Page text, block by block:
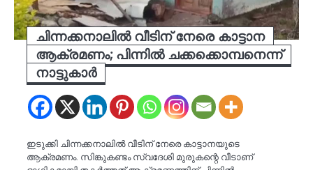
ചിന്നക്കനാലിൽ വീടിന് നേരെ കാട്ടാന
ആക്രമണം; പിന്നിൽ ചക്കക്കൊമ്പനെന്ന്
നാട്ടുകാർ
ഇടുക്കി ചിന്നക്കനാലിൽ വീടിന് നേരെ കാട്ടാനയുടെ
ആക്രമണം. സിങ്കുകണ്ടം സ്വദേശി മുരുകന്റെ വീടാണ്